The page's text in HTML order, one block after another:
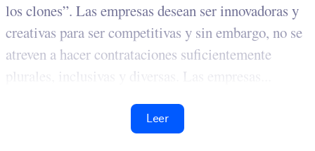
los clones”. Las empresas desean ser innovadoras y
creativas para ser competitivas y sin embargo, no se
atreven a hacer contrataciones suficientemente
plurales, inclusivas y diversas. Las empresas...
Leer